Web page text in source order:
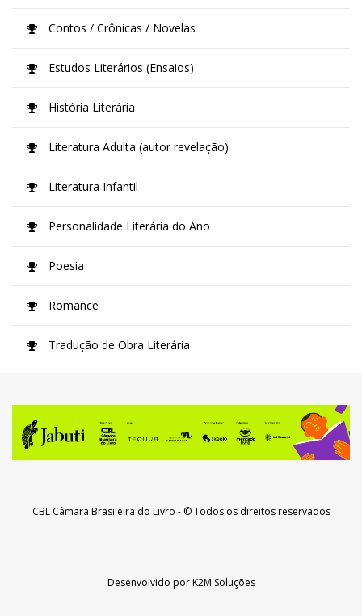
Contos / Crônicas / Novelas
Estudos Literários (Ensaios)
História Literária
Literatura Adulta (autor revelação)
Literatura Infantil
Personalidade Literária do Ano
Poesia
Romance
Tradução de Obra Literária
CBL Câmara Brasileira do Livro - © Todos os direitos reservados
Desenvolvido porK2M Soluções